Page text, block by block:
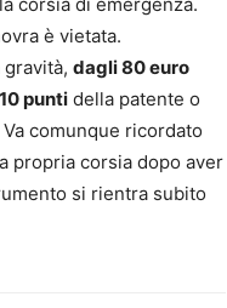
è vietata.
dagli 80 euro
punti della patente o
comunque ricordato
propria corsia dopo aver
si rientra subito